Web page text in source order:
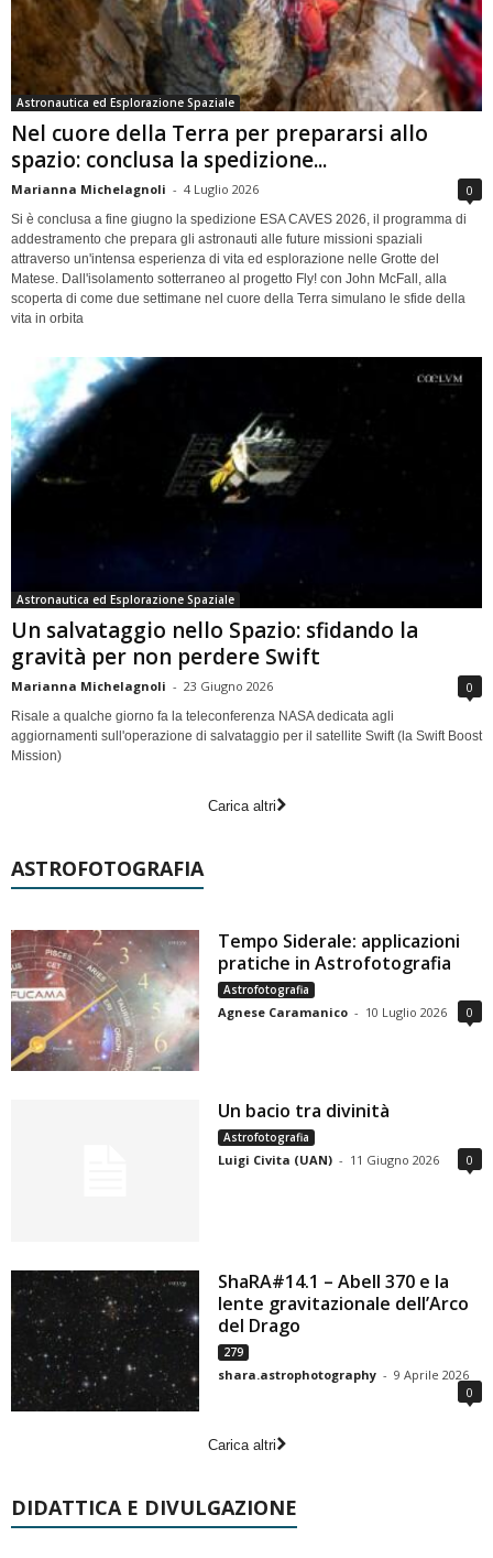
Astronautica ed Esplorazione Spaziale
Nel cuore della Terra per prepararsi allo
spazio: conclusa la spedizione...
Marianna Michelagnoli - 4 Luglio 2026 0
Si è conclusa a fine giugno la spedizione ESA CAVES 2026, il programma di
addestramento che prepara gli astronauti alle future missioni spaziali
attraverso un'intensa esperienza di vita ed esplorazione nelle Grotte del
Matese. Dall'isolamento sotterraneo al progetto Fly! con John McFall, alla
scoperta di come due settimane nel cuore della Terra simulano le sfide della
vita in orbita
Astronautica ed Esplorazione Spaziale
Un salvataggio nello Spazio: sfidando la
gravità per non perdere Swift
Marianna Michelagnoli - 23 Giugno 2026 0
Risale a qualche giorno fa la teleconferenza NASA dedicata agli
aggiornamenti sull'operazione di salvataggio per il satellite Swift (la Swift Boost
Mission)
Carica altri
ASTROFOTOGRAFIA
Tempo Siderale: applicazioni
pratiche in Astrofotografia
Astrofotografia
Agnese Caramanico - 10 Luglio 2026 0
Un bacio tra divinità
Astrofotografia
Luigi Civita (UAN) - 11 Giugno 2026 0
ShaRA#14.1 – Abell 370 e la
lente gravitazionale dell’Arco
del Drago
279
shara.astrophotography - 9 Aprile 2026
0
Carica altri
DIDATTICA E DIVULGAZIONE